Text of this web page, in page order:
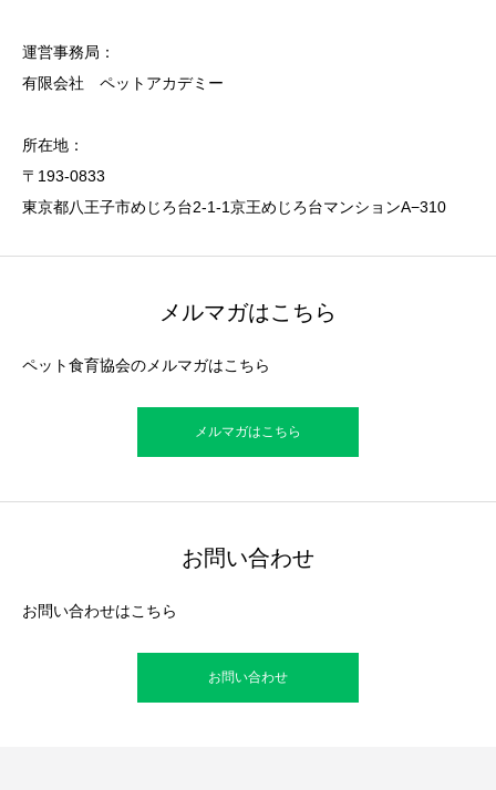
運営事務局：
有限会社 ペットアカデミー
所在地：
〒193-0833
東京都八王子市めじろ台2-1-1京王めじろ台マンションA−310
メルマガはこちら
ペット食育協会のメルマガはこちら
メルマガはこちら
お問い合わせ
お問い合わせはこちら
お問い合わせ